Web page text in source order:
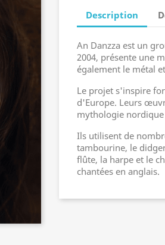
Description
An Danzza est un
2004, présente une
également le métal
Le projet s'inspire
d'Europe. Leurs
mythologie
Ils utilisent de
tambourine, le
flûte, la harpe et le
chantées en anglais.